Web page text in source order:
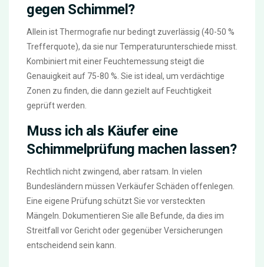
gegen Schimmel?
Allein ist Thermografie nur bedingt zuverlässig (40-50 %
Trefferquote), da sie nur Temperaturunterschiede misst.
Kombiniert mit einer Feuchtemessung steigt die
Genauigkeit auf 75-80 %. Sie ist ideal, um verdächtige
Zonen zu finden, die dann gezielt auf Feuchtigkeit
geprüft werden.
Muss ich als Käufer eine
Schimmelprüfung machen lassen?
Rechtlich nicht zwingend, aber ratsam. In vielen
Bundesländern müssen Verkäufer Schäden offenlegen.
Eine eigene Prüfung schützt Sie vor versteckten
Mängeln. Dokumentieren Sie alle Befunde, da dies im
Streitfall vor Gericht oder gegenüber Versicherungen
entscheidend sein kann.